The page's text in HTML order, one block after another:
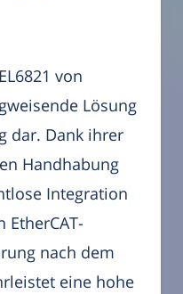
von
Lösung
dar. Dank ihrer
Handhabung
Integration
EtherCAT-
nach dem
eine hohe